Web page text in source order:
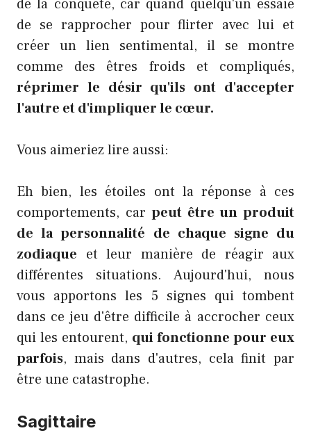
de la conquête, car quand quelqu'un essaie
de se rapprocher pour flirter avec lui et
créer un lien sentimental, il se montre
comme des êtres froids et compliqués,
réprimer le désir qu'ils ont d'accepter
l'autre et d'impliquer le cœur.
Vous aimeriez lire aussi:
Eh bien, les étoiles ont la réponse à ces
comportements, carpeut être un produit
de la personnalité de chaque signe du
zodiaque et leur manière de réagir aux
différentes situations. Aujourd'hui, nous
vous apportons les 5 signes qui tombent
dans ce jeu d'être difficile à accrocher ceux
qui les entourent, qui fonctionne pour eux
parfois, mais dans d'autres, cela finit par
être une catastrophe.
Sagittaire